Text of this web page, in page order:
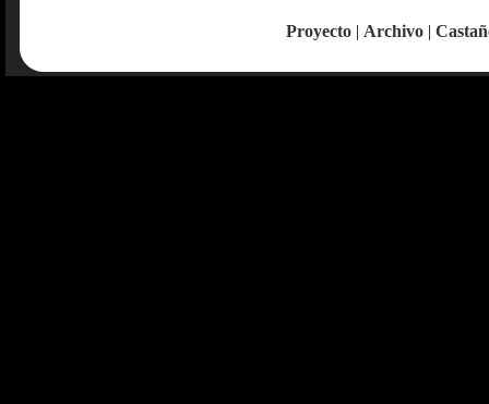
Proyecto | Archivo |